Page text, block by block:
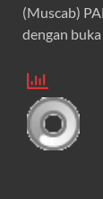
(Muscab)
dengan